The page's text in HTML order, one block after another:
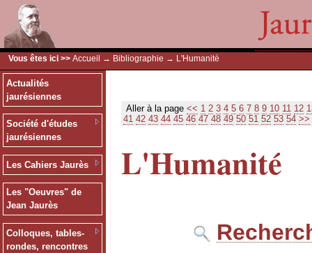
Vous êtes ici >> Accueil → Bibliographie → L'Humanité
Actualités
jaurésiennes
Société d'études
jaurésiennes
Les Cahiers Jaurès
Les "Oeuvres" de
Jean Jaurès
Colloques, tables-
rondes, rencontres
Aller à la page << 1 2 3 4 5 6 7 8 9 10 11 12
41 42 43 44 45 46 47 48 49 50 51 52 53 54 >>
L'Humanité